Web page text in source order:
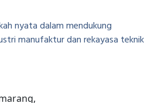
nyata dalam mendukung
manufaktur dan rekayasa teknik